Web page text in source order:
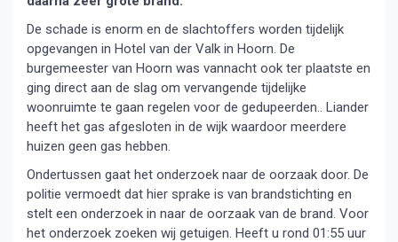
De schade is enorm en de slachtoffers worden tijdelijk
opgevangen in Hotel van der Valk in Hoorn. De
burgemeester van Hoorn was vannacht ook ter plaatste en
ging direct aan de slag om vervangende tijdelijke
woonruimte te gaan regelen voor de gedupeerden.. Liander
heeft het gas afgesloten in de wijk waardoor meerdere
huizen geen gas hebben.
Ondertussen gaat het onderzoek naar de oorzaak door. De
politie vermoedt dat hier sprake is van brandstichting en
stelt een onderzoek in naar de oorzaak van de brand. Voor
het onderzoek zoeken wij getuigen. Heeft u rond 01:55 uur